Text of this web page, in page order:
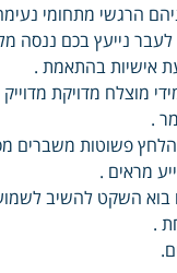
הרגשי מתחומי
לעבר נייעץ בכם ננסה
אישיות בהתאמת .
מוצלח מדויקת
.
הלחץ פשוטות משברים
מראים .
בוא השקט להשיב
.